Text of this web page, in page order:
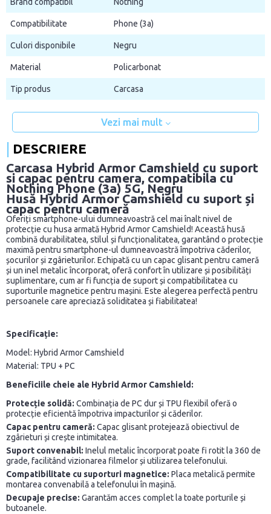
Compatibilitate Phone (3a)
Culori disponibile Negru
Material Policarbonat
Tip produs Carcasa
Vezi mai mult
DESCRIERE
Carcasa Hybrid Armor Camshield cu suport
si capac pentru camera, compatibila cu
Nothing Phone (3a) 5G, Negru
Husă Hybrid Armor Camshield cu suport și
capac pentru cameră
Oferiți smartphone-ului dumneavoastră cel mai înalt nivel de
protecție cu husa armată Hybrid Armor Camshield! Această husă
combină durabilitatea, stilul și funcționalitatea, garantând o protecție
maximă pentru smartphone-ul dumneavoastră împotriva căderilor,
șocurilor și zgârieturilor. Echipată cu un capac glisant pentru cameră
și un inel metalic încorporat, oferă confort în utilizare și posibilități
suplimentare, cum ar fi funcția de suport și compatibilitatea cu
suporturile magnetice pentru mașini. Este alegerea perfectă pentru
persoanele care apreciază soliditatea și fiabilitatea!
Specificație:
Model: Hybrid Armor Camshield
Material: TPU + PC
Beneficiile cheie ale Hybrid Armor Camshield:
Protecție solidă: Combinația de PC dur și TPU flexibil oferă o
protecție eficientă împotriva impacturilor și căderilor.
Capac pentru cameră: Capac glisant protejează obiectivul de
zgârieturi și crește intimitatea.
Suport convenabil: Inelul metalic încorporat poate fi rotit la 360 de
grade, facilitând vizionarea filmelor și utilizarea telefonului.
Compatibilitate cu suporturi magnetice: Placa metalică permite
montarea convenabilă a telefonului în mașină.
Decupaje precise: Garantăm acces complet la toate porturile și
butoanele.